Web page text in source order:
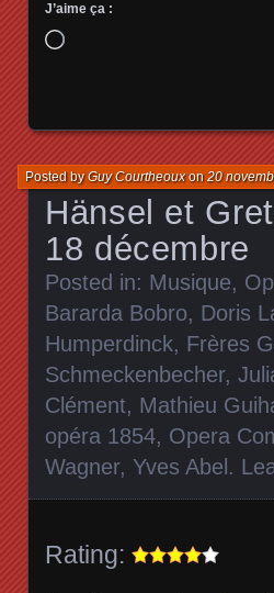
J’aime ça :
Chargement…
Hänsel et
18 décembre
Posted byGuy Courtheouxon20
Posted in: Musique,
Bararda Bobro, Doris
Humperdinck, Frères
Schmeckenbecher,
Clément, Mathieu
opéra 1854, Opera
Wagner, Yves Abel .
Rating: